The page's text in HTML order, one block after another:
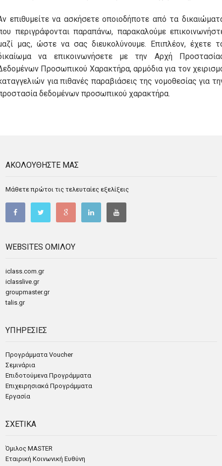
επιθυμείτε να ασκήσετε οποιοδήποτε από τα
περιγράφονται παραπάνω, παρακαλούμε
μας, ώστε να σας διευκολύνουμε. Επιπλέον, έχετε
να επικοινωνήσετε με την Αρχή
Προσωπικού Χαρακτήρα, αρμόδια για τον
για πιθανές παραβιάσεις της νομοθεσίας για
δεδομένων προσωπικού χαρακτήρα.
ΑΚΟΛΟΥΘΗΣΤΕ ΜΑΣ
Μάθετε πρώτοι τις τελευταίες εξελίξεις
WEBSITES ΟΜΙΛΟΥ
iclass.com.gr
iclasslive.gr
groupmaster.gr
talis.gr
ΥΠΗΡΕΣΙΕΣ
Προγράμματα Voucher
Σεμινάρια
Επιδοτούμενα Προγράμματα
Επιχειρησιακά Προγράμματα
Εργασία
ΣΧΕΤΙΚΑ
Όμιλος MASTER
Εταιρική Κοινωνική Ευθύνη